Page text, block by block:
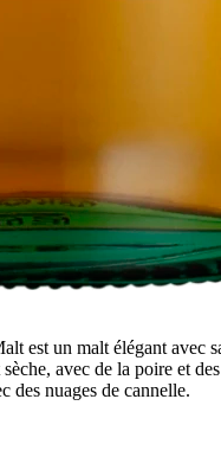
est un malt élégant avec
avec de la poire et
des nuages de cannelle.